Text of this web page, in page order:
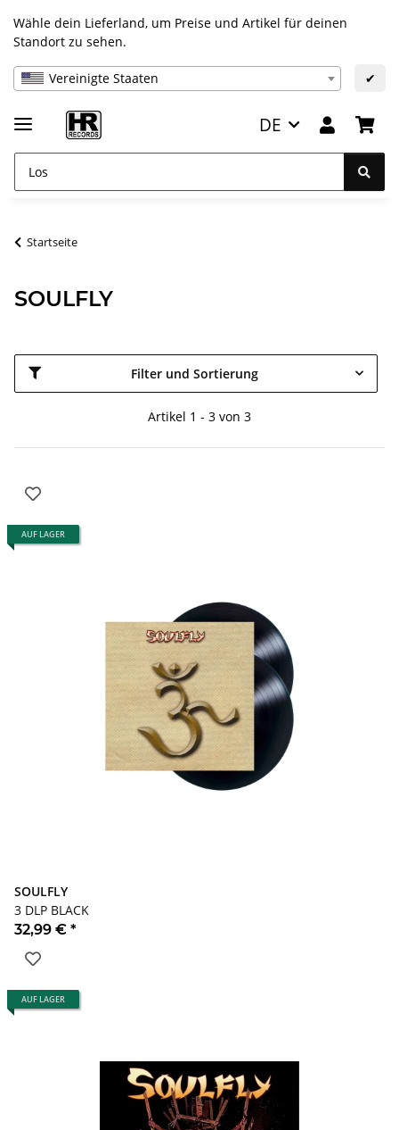
Wähle dein Lieferland, um Preise und Artikel für deinen
Standort zu sehen.
Vereinigte Staaten ✔
DE
Startseite
SOULFLY
Filter und Sortierung
Artikel 1 - 3 von 3
AUF LAGER
SOULFLY
3 DLP BLACK
32,99 € *
AUF LAGER